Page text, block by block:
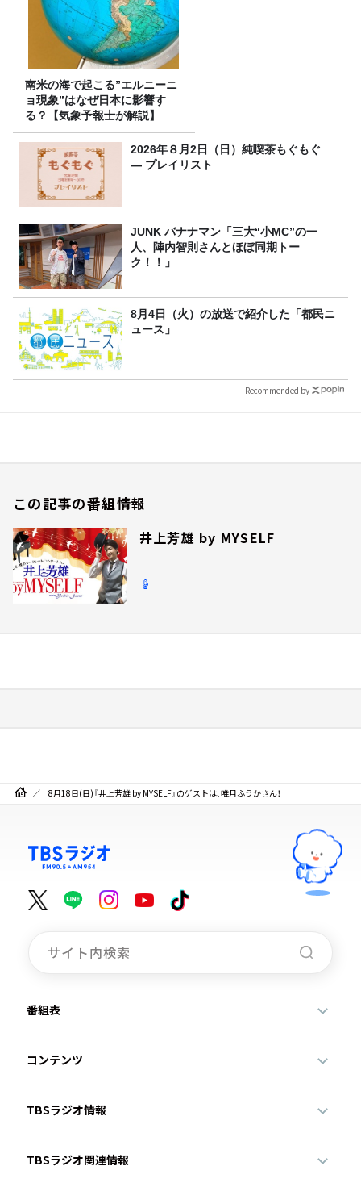
南米の海で起こる”エルニーニ
ョ現象”はなぜ日本に影響す
る？【気象予報士が解説】
2026年８月2日（日）純喫茶もぐもぐ
― プレイリスト
JUNK バナナマン「三大“小MC”の一
人、陣内智則さんとほぼ同期トー
ク！！」
8月4日（火）の放送で紹介した「都民ニ
ュース」
Recommended by
この記事の番組情報
井上芳雄 by MYSELF
8月18日(日)『井上芳雄 by MYSELF』のゲストは、唯月ふうかさん！
番組表
コンテンツ
TBSラジオ情報
TBSラジオ関連情報